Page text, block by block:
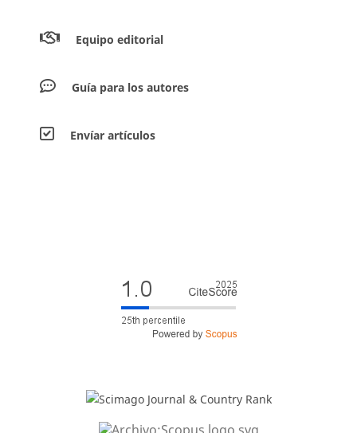
Equipo editorial
Guía para los autores
Envíar artículos